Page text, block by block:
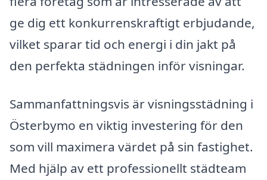
ge dig ett konkurrenskraftigt erbjudande,
vilket sparar tid och energi i din jakt på
den perfekta städningen inför visningar.
Sammanfattningsvis är visningsstädning i
Österbymo en viktig investering för den
som vill maximera värdet på sin fastighet.
Med hjälp av ett professionellt städteam